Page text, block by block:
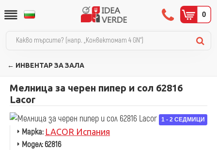
0
← ИНВЕНТАР ЗА ЗАЛА
Мелница за черен пипер и сол 62816
Lacor
1 - 2 СЕДМИЦИ
Марка: LACOR Испания
Модел:62816